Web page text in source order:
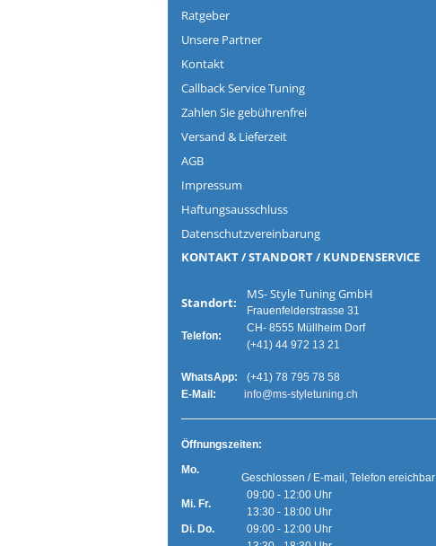
Ratgeber
Unsere Partner
Kontakt
Callback Service Tuning
Zahlen Sie gebührenfrei
Versand & Lieferzeit
AGB
Impressum
Haftungsausschluss
Datenschutzvereinbarung
KONTAKT / STANDORT / KUNDENSERVICE
Standort:
Telefon:
MS- Style Tuning GmbH
Frauenfelderstrasse 31
CH- 8555 Müllheim Dorf
(+41) 44 972 13 21
WhatsApp:
(+41) 78 795 78 58
E-Mail:
info@ms-styletuning.ch
Öffnungszeiten:
Mo.
Mi. Fr.
Geschlossen / E-mail, Telefon ereichbar
09:00 - 12:00 Uhr
13:30 - 18:00 Uhr
Di. Do.
09:00 - 12:00 Uhr